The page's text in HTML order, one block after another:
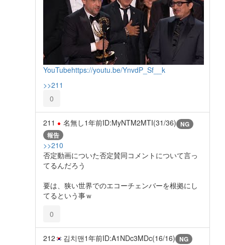
YouTubehttps://youtu.be/YnvdP_Sf__k
>>211
0
211 名無し1年前ID:MyNTM2MTI(31/36) NG
報告
>>210
否定動画についた否定賛同コメントについて言っ
てるんだろう
要は、狭い世界でのエコーチェンバーを根拠にし
てるという事ｗ
0
212 김치맨1年前ID:A1NDc3MDc(16/16) NG